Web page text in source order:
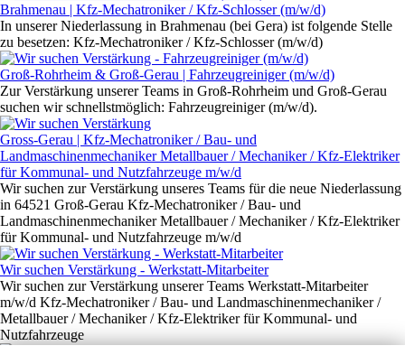
Brahmenau | Kfz-Mechatroniker / Kfz-Schlosser (m/w/d)
In unserer Niederlassung in Brahmenau (bei Gera) ist folgende Stelle
zu besetzen: Kfz-Mechatroniker / Kfz-Schlosser (m/w/d)
Groß-Rohrheim & Groß-Gerau | Fahrzeugreiniger (m/w/d)
Zur Verstärkung unserer Teams in Groß-Rohrheim und Groß-Gerau
suchen wir schnellstmöglich: Fahrzeugreiniger (m/w/d).
Gross-Gerau | Kfz-Mechatroniker / Bau- und
Landmaschinenmechaniker Metallbauer / Mechaniker / Kfz-Elektriker
für Kommunal- und Nutzfahrzeuge m/w/d
Wir suchen zur Verstärkung unseres Teams für die neue Niederlassung
in 64521 Groß-Gerau Kfz-Mechatroniker / Bau- und
Landmaschinenmechaniker Metallbauer / Mechaniker / Kfz-Elektriker
für Kommunal- und Nutzfahrzeuge m/w/d
Wir suchen Verstärkung - Werkstatt-Mitarbeiter
Wir suchen zur Verstärkung unserer Teams Werkstatt-Mitarbeiter
m/w/d Kfz-Mechatroniker / Bau- und Landmaschinenmechaniker /
Metallbauer / Mechaniker / Kfz-Elektriker für Kommunal- und
Nutzfahrzeuge